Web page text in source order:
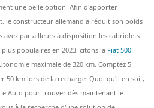
une belle option. Afin d'apporter
le constructeur allemand a réduit son poids
avez par ailleurs à disposition les cabriolets
populaires en 2023, citons la Fiat 500
maximale de 320 km. Comptez 5
50 km lors de la recharge. Quoi qu'il en soit,
Auto pour trouver dès maintenant le